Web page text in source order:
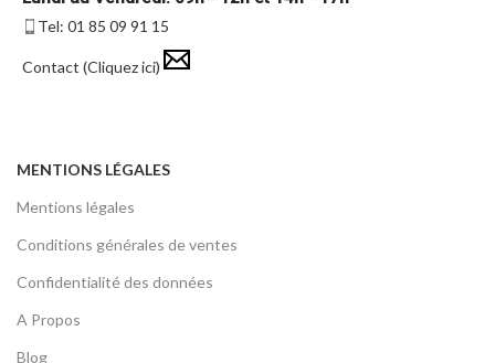
Tel: 01 85 09 91 15
Contact (Cliquez ici)
MENTIONS LÉGALES
Mentions légales
Conditions générales de ventes
Confidentialité des données
A Propos
Blog